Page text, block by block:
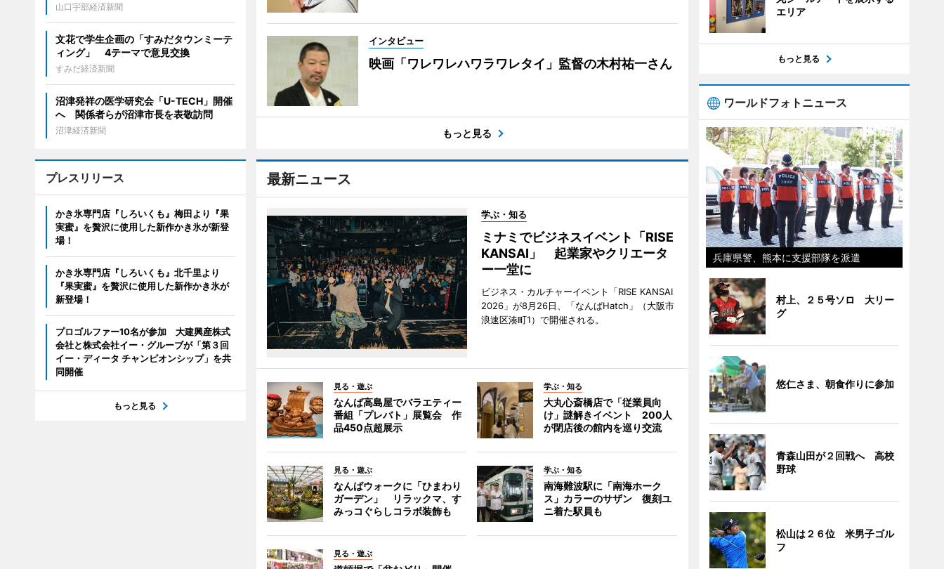
インタビュー
映画「ワレワレハワラワレタイ」監督の木村祐一さん
もっと見る
最新ニュース
学ぶ・知る
ミナミでビジネスイベント「RISE
KANSAI」 起業家やクリエータ
ー一堂に
ビジネス・カルチャーイベント「RISE KANSAI
2026」が8月26日、「なんばHatch」（大阪市
浪速区湊町1）で開催される。
見る・遊ぶ
なんば高島屋でバラエティー
番組「プレバト」展覧会 作
品450点超展示
学ぶ・知る
大丸心斎橋店で「従業員向
け」謎解きイベント 200人
が閉店後の館内を巡り交流
見る・遊ぶ
なんばウォークに「ひまわり
ガーデン」 リラックマ、す
みっコぐらしコラボ装飾も
学ぶ・知る
南海難波駅に「南海ホーク
ス」カラーのサザン 復刻ユ
ニ着た駅員も
見る・遊ぶ
山口宇部経済新聞
文花で学生企画の「すみだタウンミーテ
ィング」 4テーマで意見交換
すみだ経済新聞
沼津発祥の医学研究会「U-TECH」開催
へ 関係者らが沼津市長を表敬訪問
沼津経済新聞
プレスリリース
かき氷専門店『しろいくも』梅田より『果
実蜜』を贅沢に使用した新作かき氷が新登
場！
かき氷専門店『しろいくも』北千里より
『果実蜜』を贅沢に使用した新作かき氷が
新登場！
プロゴルファー10名が参加 大建興産株式
会社と株式会社イー・グルーブが「第３回
イー・ディータ チャンピオンシップ」を共
同開催
もっと見る
エリア
もっと見る
ワールドフォトニュース
兵庫県警、熊本に支援部隊を派遣
村上、２５号ソロ 大リー
グ
悠仁さま、朝食作りに参加
青森山田が２回戦へ 高校
野球
松山は２６位 米男子ゴル
フ